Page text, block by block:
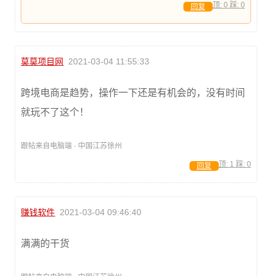
顶: 0 踩: 0
回复
莫莫项目网 2021-03-04 11:55:33
跨境电商是趋势，操作一下还是有机会的，没有时间
就玩不了这个！
跟帖来自电脑端 · 中国江苏徐州
顶: 1 踩: 0
回复
赚钱软件 2021-03-04 09:46:40
满满的干货